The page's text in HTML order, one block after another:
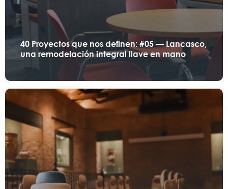
40 Proyectos que nos definen: #05 — Lancasco,
una remodelación integral llave en mano